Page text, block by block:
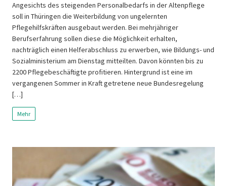
Angesichts des steigenden Personalbedarfs in der Altenpflege
soll in Thüringen die Weiterbildung von ungelernten
Pflegehilfskräften ausgebaut werden. Bei mehrjähriger
Berufserfahrung sollen diese die Möglichkeit erhalten,
nachträglich einen Helferabschluss zu erwerben, wie Bildungs- und
Sozialministerium am Dienstag mitteilten. Davon könnten bis zu
2200 Pflegebeschäftigte profitieren. Hintergrund ist eine im
vergangenen Sommer in Kraft getretene neue Bundesregelung
[…]
Mehr